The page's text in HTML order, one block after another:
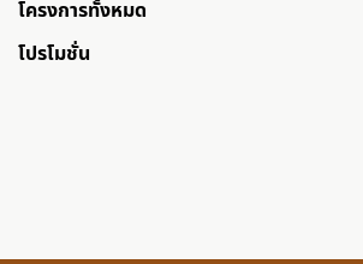
โครงการทั้งหมด
โปรโมชั่น